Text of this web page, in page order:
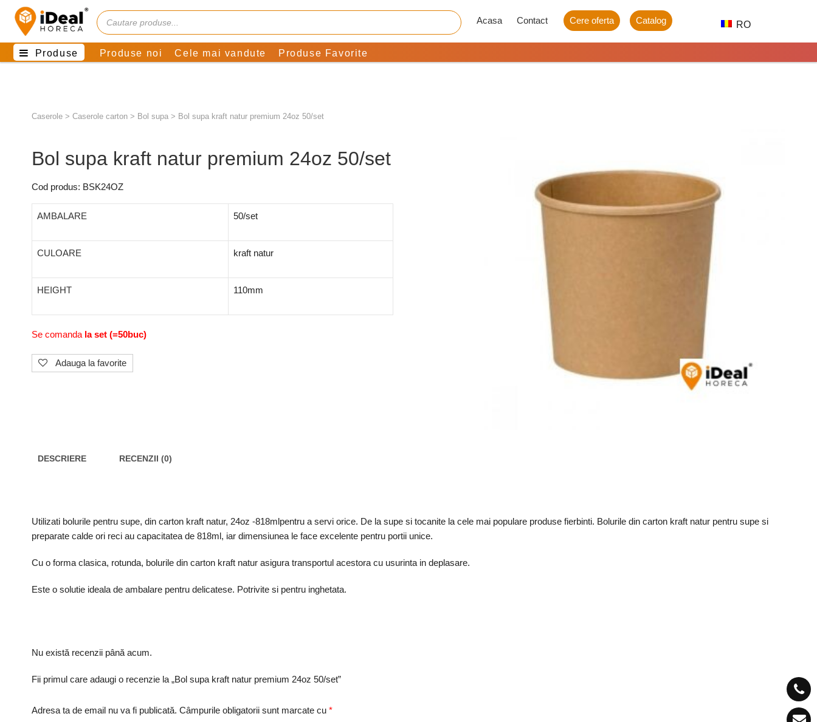
RO
Catalog
Cere oferta
Acasa Contact
Produse Produse noi Cele mai vandute Produse Favorite
Caserole > Caserole carton > Bol supa > Bol supa kraft natur premium 24oz 50/set
Bol supa kraft natur premium 24oz 50/set
Cod produs: BSK24OZ
AMBALARE 50/set
CULOARE kraft natur
HEIGHT 110mm
Se comanda la set (=50buc)
Adauga la favorite
DESCRIERE RECENZII (0)
Utilizati bolurile pentru supe, din carton kraft natur, 24oz -818mlpentru a servi orice. De la supe si tocanite la cele mai populare produse fierbinti. Bolurile din carton kraft natur pentru supe si
preparate calde ori reci au capacitatea de 818ml, iar dimensiunea le face excelente pentru portii unice.
Cu o forma clasica, rotunda, bolurile din carton kraft natur asigura transportul acestora cu usurinta in deplasare.
Este o solutie ideala de ambalare pentru delicatese. Potrivite si pentru inghetata.
Nu există recenzii până acum.
Fii primul care adaugi o recenzie la „Bol supa kraft natur premium 24oz 50/set”
Adresa ta de email nu va fi publicată. Câmpurile obligatorii sunt marcate cu *